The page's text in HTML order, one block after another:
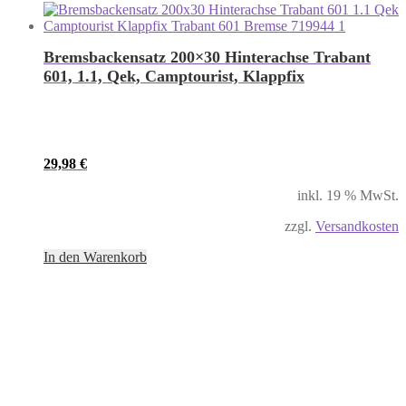
Bremsbackensatz 200×30 Hinterachse Trabant
601, 1.1, Qek, Camptourist, Klappfix
29,98 €
inkl. 19 % MwSt.
zzgl. Versandkosten
In den Warenkorb